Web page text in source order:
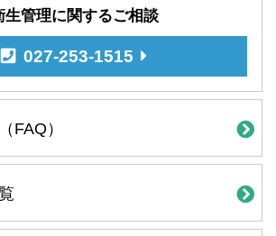
生管理に関するご相談
027-253-1515
FAQ）